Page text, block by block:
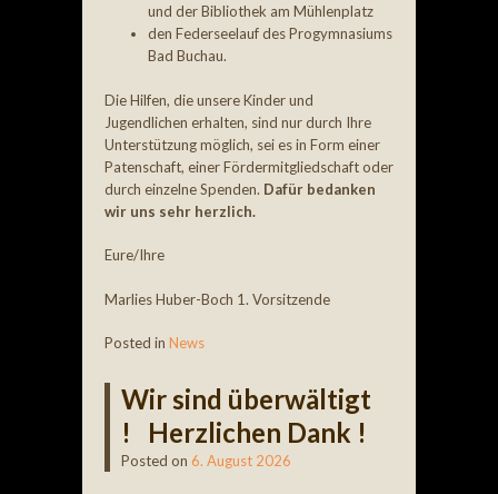
und der Bibliothek am Mühlenplatz
den Federseelauf des Progymnasiums
Bad Buchau.
Die Hilfen, die unsere Kinder und
Jugendlichen erhalten, sind nur durch Ihre
Unterstützung möglich, sei es in Form einer
Patenschaft, einer Fördermitgliedschaft oder
durch einzelne Spenden. Dafür bedanken
wir uns sehr herzlich.
Eure/Ihre
Marlies Huber-Boch 1. Vorsitzende
Posted in News
Wir sind überwältigt
! Herzlichen Dank !
Posted on 6. August 2026